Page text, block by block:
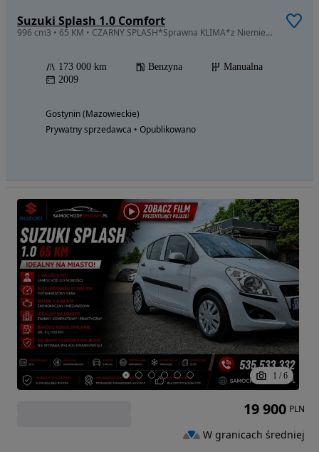
Suzuki Splash 1.0 Comfort
996 cm3 • 65 KM • CZARNY SPLASH*Sprawna KLIMA*z Niemiec Opłacony
173 000 km Benzyna
Manualna
2009
Gostynin (Mazowieckie)
Prywatny sprzedawca • Opublikowano
1 / 6
19 900 PLN
W granicach średniej